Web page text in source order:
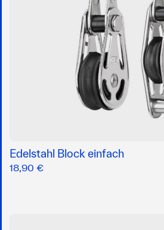
Edelstahl Block einfach
18,90 €